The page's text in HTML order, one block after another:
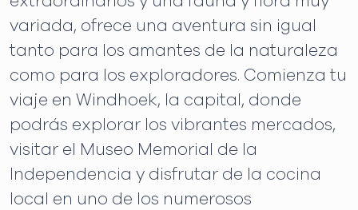
variada, ofrece una aventura sin igual
tanto para los amantes de la naturaleza
como para los exploradores. Comienza tu
viaje en Windhoek, la capital, donde
podrás explorar los vibrantes mercados,
visitar el Museo Memorial de la
Independencia y disfrutar de la cocina
local en uno de los numerosos